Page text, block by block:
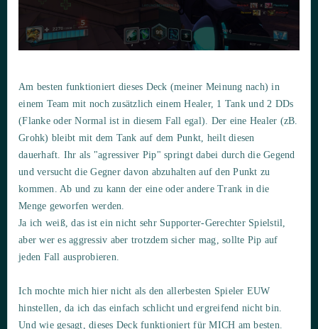
Am besten funktioniert dieses Deck (meiner Meinung nach) in
einem Team mit noch zusätzlich einem Healer, 1 Tank und 2 DDs
(Flanke oder Normal ist in diesem Fall egal). Der eine Healer (zB.
Grohk) bleibt mit dem Tank auf dem Punkt, heilt diesen
dauerhaft. Ihr als "agressiver Pip" springt dabei durch die Gegend
und versucht die Gegner davon abzuhalten auf den Punkt zu
kommen. Ab und zu kann der eine oder andere Trank in die
Menge geworfen werden.
Ja ich weiß, das ist ein nicht sehr Supporter-Gerechter Spielstil,
aber wer es aggressiv aber trotzdem sicher mag, sollte Pip auf
jeden Fall ausprobieren.
Ich mochte mich hier nicht als den allerbesten Spieler EUW
hinstellen, da ich das einfach schlicht und ergreifend nicht bin.
Und wie gesagt, dieses Deck funktioniert für MICH am besten.